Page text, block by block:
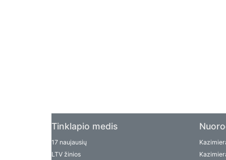
Tinklapio medis
17 naujausių
LTV žinios